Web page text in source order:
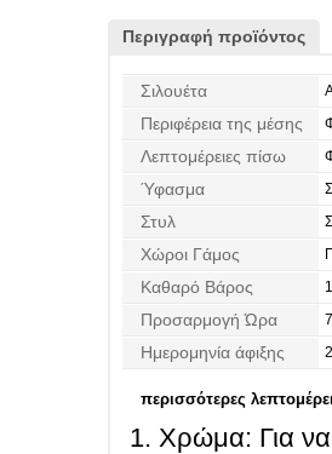
Περιγραφή προϊόντος
Σιλουέτα
Περιφέρεια της μέσης
Λεπτομέρειες πίσω
Ύφασμα
Στυλ
Χώροι Γάμος
Καθαρό Βάρος
Προσαρμογή Ώρα
Ημερομηνία άφιξης
περισσότερες
Χρώμα: Για να